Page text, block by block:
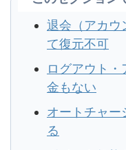
退会（アカウ
て復元不可
ログアウト
金もない
オートチャー
る